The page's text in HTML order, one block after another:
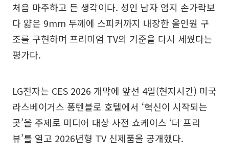
처음 마주하고 든 생각이다. 성인 남자 엄지 손가락보
다 얇은 9mm 두께에 스피커까지 내장한 올인원 구
조를 구현하며 프리미엄 TV의 기준을 다시 세웠다는
평가다.
LG전자는 CES 2026 개막에 앞선 4일(현지시간) 미국
라스베이거스 퐁텐블로 호텔에서 ‘혁신이 시작되는
곳’을 주제로 미디어 대상 사전 쇼케이스 ‘더 프리
뷰’를 열고 2026년형 TV 신제품을 공개했다.